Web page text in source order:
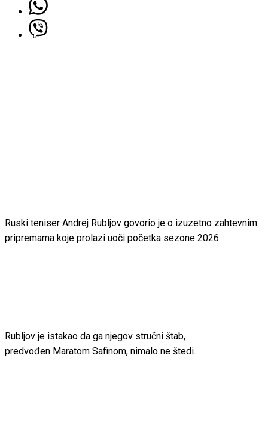
Ruski teniser Andrej Rubljov govorio je o izuzetno zahtevnim
pripremama koje prolazi uoči početka sezone 2026.
Rubljov je istakao da ga njegov stručni štab,
predvođen Maratom Safinom, nimalo ne štedi.